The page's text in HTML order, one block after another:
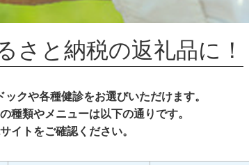
さと納税の返礼品に！
クや各種健診をお選びいただけます。
種類やメニューは以下の通りです。
イトをご確認ください。